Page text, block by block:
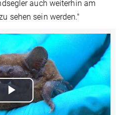
auch weiterhin am
sehen sein werden."
Play